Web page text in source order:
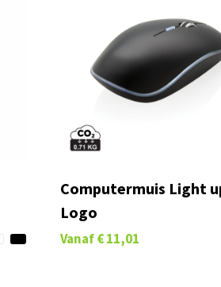
Computermuis Light
Logo
Vanaf€ 11,01